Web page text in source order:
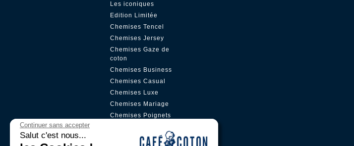
Les iconiques
Edition Limitée
Chemises Tencel
Chemises Jersey
Chemises Gaze de
coton
Chemises Business
Chemises Casual
Chemises Luxe
Chemises Mariage
Chemises Poignets
Chemises Col
Continuer sans accepter
Salut c'est nous...